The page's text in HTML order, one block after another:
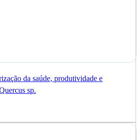
da saúde, produtividade e
sp.